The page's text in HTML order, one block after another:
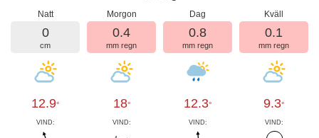
Natt
0
cm
12.9°
VIND:
Morgon
0.4
mm regn
18°
VIND:
Dag
0.8
mm regn
12.3°
VIND:
Kväll
0.1
mm regn
9.3°
VIND: